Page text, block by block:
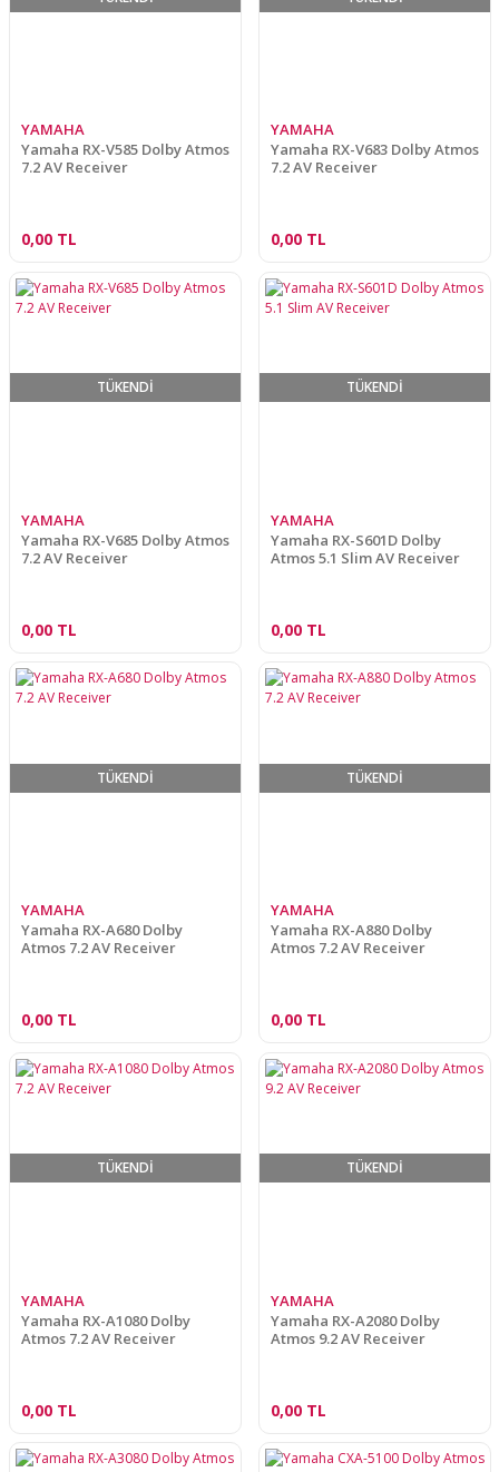
YAMAHA
Yamaha RX-V585 Dolby Atmos
7.2 AV Receiver
0,00 TL
YAMAHA
Yamaha RX-V683 Dolby Atmos
7.2 AV Receiver
0,00 TL
TÜKENDİ
YAMAHA
Yamaha RX-V685 Dolby Atmos
7.2 AV Receiver
0,00 TL
TÜKENDİ
YAMAHA
Yamaha RX-S601D Dolby
Atmos 5.1 Slim AV Receiver
0,00 TL
TÜKENDİ
YAMAHA
Yamaha RX-A680 Dolby
Atmos 7.2 AV Receiver
0,00 TL
TÜKENDİ
YAMAHA
Yamaha RX-A880 Dolby
Atmos 7.2 AV Receiver
0,00 TL
TÜKENDİ
YAMAHA
Yamaha RX-A1080 Dolby
Atmos 7.2 AV Receiver
0,00 TL
TÜKENDİ
YAMAHA
Yamaha RX-A2080 Dolby
Atmos 9.2 AV Receiver
0,00 TL